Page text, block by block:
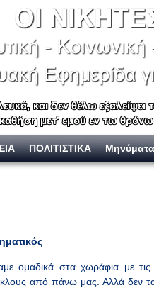
ΠΟΛΙΤΙΣΤΙΚΑ
ομαδικά στα χωράφια με
από πάνω μας. Αλλά δεν